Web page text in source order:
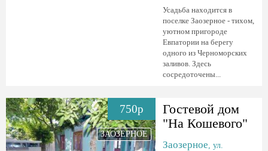
Усадьба находится в
поселке Заозерное - тихом,
уютном пригороде
Евпатории на берегу
одного из Черноморских
заливов. Здесь
сосредоточены...
750р
ЗАОЗЕРНОЕ
Гостевой дом
"На Кошевого"
Заозерное, ул.